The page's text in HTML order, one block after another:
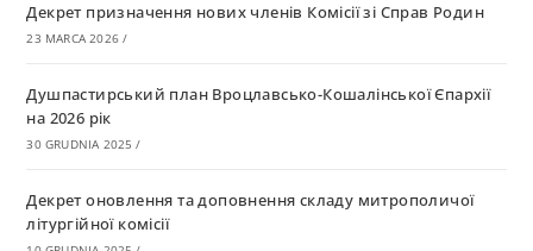
Декрет призначення нових членів Комісії зі Справ Родин
23 MARCA 2026 /
Душпастирський план Вроцлавсько-Кошалінської Єпархії
на 2026 рік
30 GRUDNIA 2025 /
Декрет оновлення та доповнення складу митрополичої
літургійної комісії